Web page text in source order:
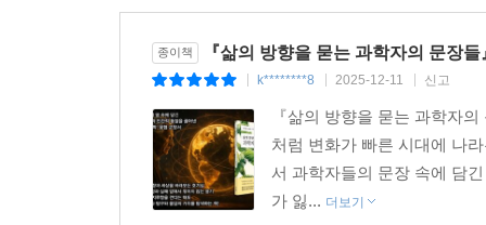
제니퍼 다우드나, 리사 수까지 85명의 과학자가
답하는 책이다.
일에 의미가 있음을 믿었던 사람들이다. 유전자
사유는 과학을 넘어 ‘어떻게 살아야 하는가’, ‘왜
세상을 바꾸기 전에 자신을 이해하려는 태도에
호기심, 진리를 탐구하는 끈기와 열정임을 그들의
종이책 『삶의 방향을 묻는 과학자의 문장
k********8 2025-12-11 신고
『삶의 방향을 묻는 과학자
처럼 변화가 빠른 시대에 나
서 과학자들의 문장 속에 담
가 잃... 더보기